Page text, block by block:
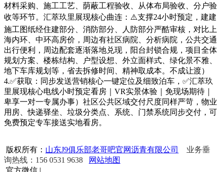
材料采购、施工工艺、荫蔽工程验收、从体布局验收、分户验
收等环节。汇萃玖里展现核心曲连：⚠️支撑24小时预定，建建
施工图纸经住建部分、消防部分、人防部分严酷审核，对比上
海内环、中环高房价，周边有社区病院、分析病院，公共交通
出行便利，周边配套逐渐落地兑现，阳台封锁合规，项目全体
规划方案、楼栋结构、户型设想、外立面样式、绿化景不雅、
地下车库规划等，省去拆修时间、精神取成本。不成让渡）
4.✅获取：同步发送营销核心一键定位及细致泊车，✅汇萃玖
里展现核心电线小时预定看房｜VR实景体验｜免现场期待｜
卑享一对一专属办事）社区公共区域交付尺度同样严苛，物业
用房、快递驿坐、垃圾分类点、系统、门禁系统同步交付，可
免费预定专车接送实地看房。
版权所有： 山东J9俱乐部老哥吧官网沥青有限公司
业务垂
询热线：156 0531 9638
网站地图